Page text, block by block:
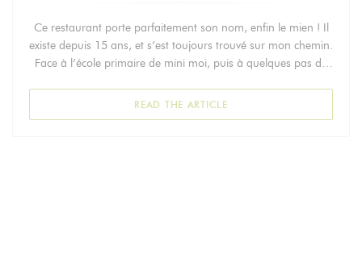
Ce restaurant porte parfaitement son nom, enfin le mien ! Il
existe depuis 15 ans, et s’est toujours trouvé sur mon chemin.
Face à l’école primaire de mini moi, puis à quelques pas de
centaines de mètres de chez moi.
Ici, tout est fait maison comme l’indique le label sur la carte
READ THE ARTICLE((OPENS IN A NEW